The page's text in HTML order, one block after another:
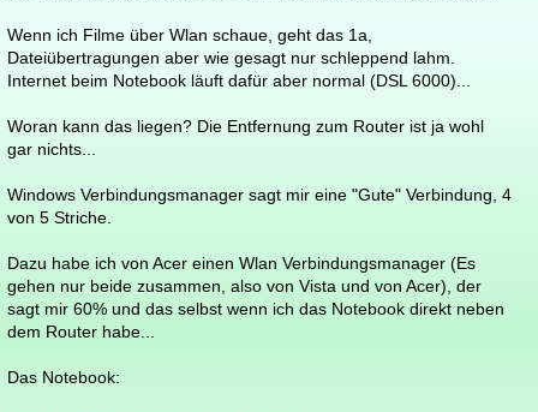
Wenn ich Filme über Wlan schaue, geht das 1a,
Dateiübertragungen aber wie gesagt nur schleppend lahm.
Internet beim Notebook läuft dafür aber normal (DSL 6000)...
Woran kann das liegen? Die Entfernung zum Router ist ja wohl
gar nichts...
Windows Verbindungsmanager sagt mir eine "Gute" Verbindung, 4
von 5 Striche.
Dazu habe ich von Acer einen Wlan Verbindungsmanager (Es
gehen nur beide zusammen, also von Vista und von Acer), der
sagt mir 60% und das selbst wenn ich das Notebook direkt neben
dem Router habe...
Das Notebook: